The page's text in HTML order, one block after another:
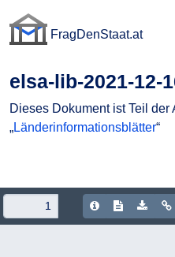
FragDenStaat.at
elsa-lib-2021-12-
Dieses Dokument ist Teil der
„Länderinformationsblätter“
Document Info
Show/